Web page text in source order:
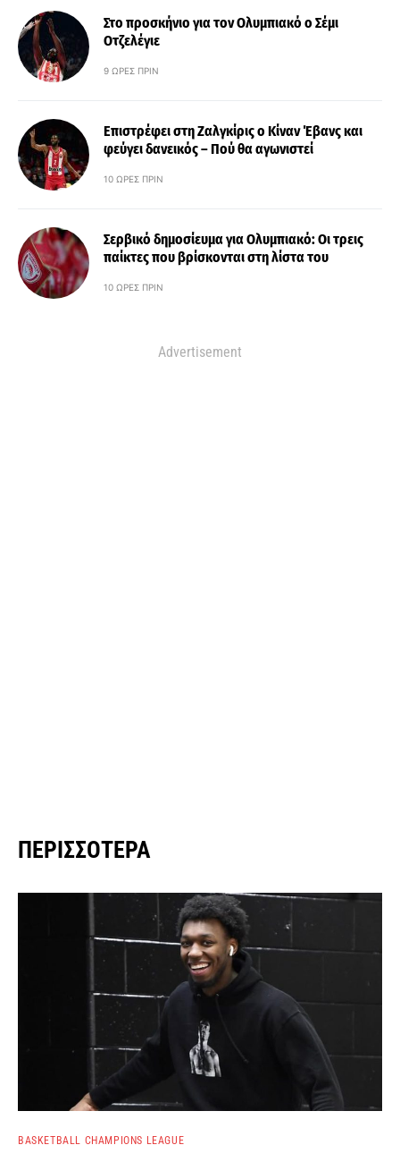
Στο προσκήνιο για τον Ολυμπιακό ο Σέμι
Οτζελέγιε
9 ΏΡΕΣ ΠΡΙΝ
Επιστρέφει στη Ζαλγκίρις ο Κίναν Έβανς και
φεύγει δανεικός – Πού θα αγωνιστεί
10 ΏΡΕΣ ΠΡΙΝ
Σερβικό δημοσίευμα για Ολυμπιακό: Οι τρεις
παίκτες που βρίσκονται στη λίστα του
10 ΏΡΕΣ ΠΡΙΝ
Advertisement
ΠΕΡΙΣΣΌΤΕΡΑ
BASKETBALL CHAMPIONS LEAGUE